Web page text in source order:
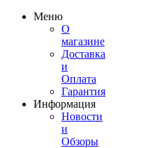
Меню
О
магазине
Доставка
и
Оплата
Гарантия
Информация
Новости
и
Обзоры